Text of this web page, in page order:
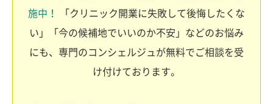
施中！
「クリニック開業に失敗して後悔したくな
い」「今の候補地でいいのか不安」などのお悩み
にも、専門のコンシェルジュが無料でご相談を受
け付けております。